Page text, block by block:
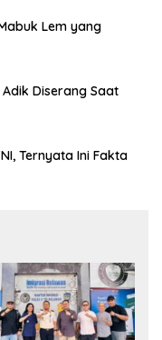
Lem yang
Diserang Saat
Ternyata Ini Fakta